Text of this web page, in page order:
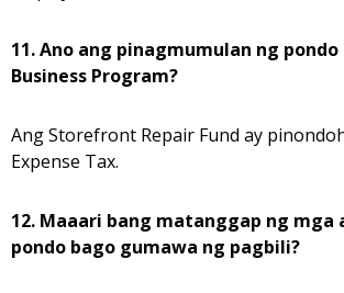
11. Ano ang pinagmumulan ng
Business Program?
Ang Storefront Repair Fund ay
Expense Tax.
12. Maaari bang matanggap ng mga
pondo bago gumawa ng pagbili?